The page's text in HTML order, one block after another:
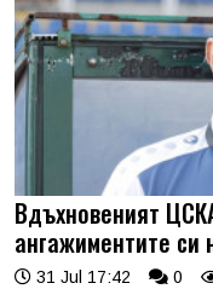
Вдъхновеният
ангажиментите
31 Jul 17:42 0